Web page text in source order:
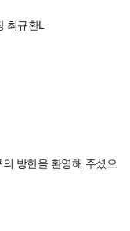
최규환L
방한을 환영해 주셨으